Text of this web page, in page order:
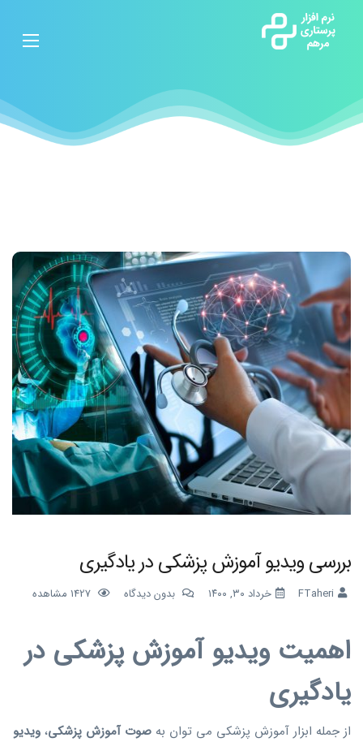
بررسی ویدیو آموزش پزشکی در یادگیری
FTaheri خرداد ۳۰, ۱۴۰۰ بدون دیدگاه مشاهده
اهمیت ویدیو آموزش پزشکی در
یادگیری
از جمله ابزار آموزش پزشکی می توان به صوت آموزش پزشکی، ویدیو